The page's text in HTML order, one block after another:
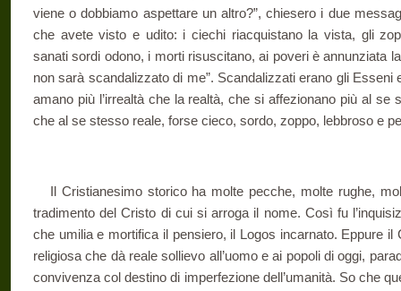
viene o dobbiamo aspettare un altro?”, chiesero i due
che avete visto e udito: i ciechi riacquistano la vista, gli
sanati sordi odono, i morti risuscitano, ai poveri è annunziata
non sarà scandalizzato di me”. Scandalizzati erano gli
amano più l’irrealtà che la realtà, che si affezionano più al se
che al se stesso reale, forse cieco, sordo, zoppo, lebbroso e
Il Cristianesimo storico ha molte pecche, molte rughe,
tradimento del Cristo di cui si arroga il nome. Così fu
che umilia e mortifica il pensiero, il Logos incarnato. Eppure
religiosa che dà reale sollievo all’uomo e ai popoli di oggi,
convivenza col destino di imperfezione dell’umanità. So che